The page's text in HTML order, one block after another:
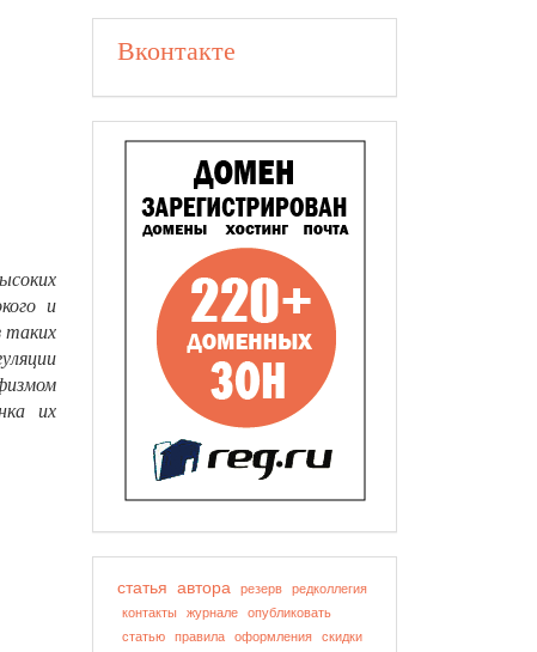
и
таких
их
Вконтакте
статья автора резерв
редколлегия
контакты
журнале
опубликовать
статью
правила оформления
скидки